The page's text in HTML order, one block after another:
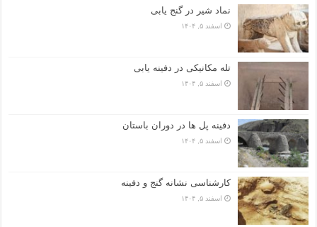
نماد شیر در گنج یابی
اسفند ۵, ۱۴۰۴
تله مکانیکی در دفینه یابی
اسفند ۵, ۱۴۰۴
دفینه پل ها در دوران باستان
اسفند ۵, ۱۴۰۴
کارشناسی نشانه گنج و دفینه
اسفند ۵, ۱۴۰۴